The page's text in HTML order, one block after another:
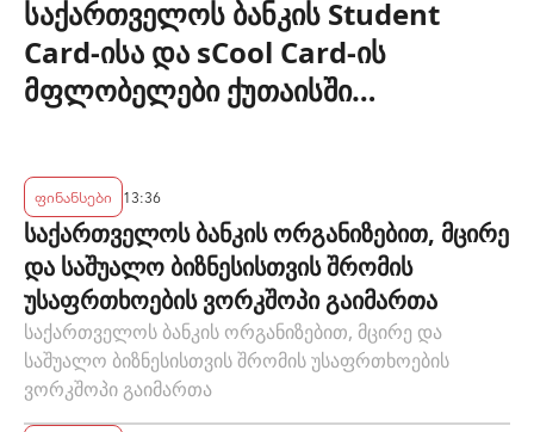
საქართველოს ბანკის Student
Card-ისა და sCool Card-ის
მფლობელები ქუთაისში
ტარიფით ისარგებლებენ
ფინანსები 13:36
საქართველოს ბანკის ორგანიზებით, მცირე
და საშუალო ბიზნესისთვის შრომის
უსაფრთხოების ვორკშოპი გაიმართა
საქართველოს ბანკის ორგანიზებით, მცირე და
საშუალო ბიზნესისთვის შრომის უსაფრთხოების
ვორკშოპი გაიმართა